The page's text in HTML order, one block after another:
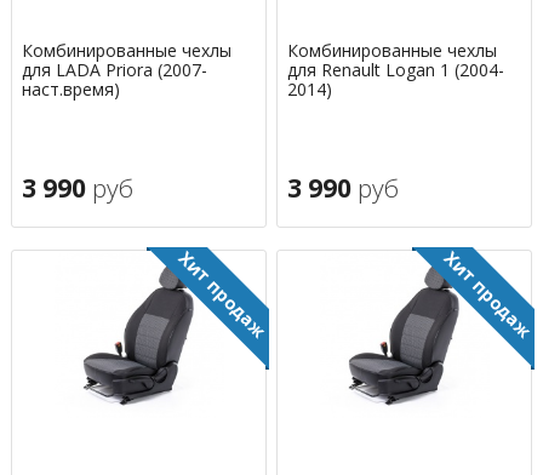
Комбинированные чехлы
для LADA Priora (2007-
наст.время)
3 990 руб
Комбинированные чехлы
для Renault Logan 1 (2004-
2014)
3 990 руб